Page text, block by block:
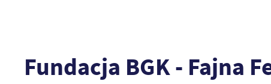
Fundacja BGK - Fajna